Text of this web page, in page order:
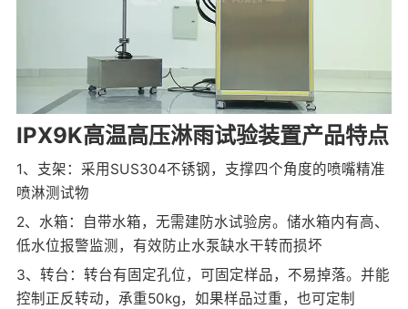
IPX9K高温高压淋雨试验装置产品特点
1、支架：采用SUS304不锈钢，支撑四个角度的喷嘴精准
喷淋测试物
2、水箱：自带水箱，无需建防水试验房。储水箱内有高、
低水位报警监测，有效防止水泵缺水干转而损坏
3、转台：转台有固定孔位，可固定样品，不易掉落。并能
控制正反转动，承重50kg，如果样品过重，也可定制